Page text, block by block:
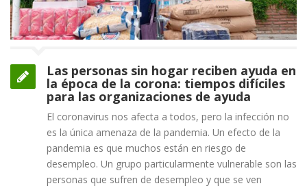
Las personas sin hogar reciben ayuda en
la época de la corona: tiempos difíciles
para las organizaciones de ayuda
El coronavirus nos afecta a todos, pero la infección no
es la única amenaza de la pandemia. Un efecto de la
pandemia es que muchos están en riesgo de
desempleo. Un grupo particularmente vulnerable son las
personas que sufren de desempleo y que se ven